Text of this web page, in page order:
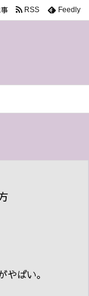
RSS Feedly
やばい。